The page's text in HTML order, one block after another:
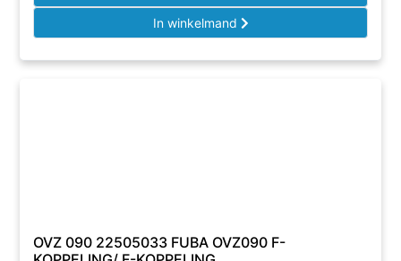
In winkelmand
OVZ 090 22505033 FUBA OVZ090 F-